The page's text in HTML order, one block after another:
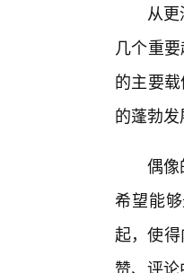
从
几个重
的主要
的蓬勃发
偶
希望能
起，使
赞、评